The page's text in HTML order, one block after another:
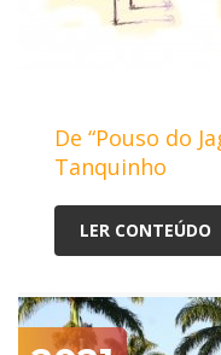
De “Pouso do
Tanquinho
LER CONTEÚDO